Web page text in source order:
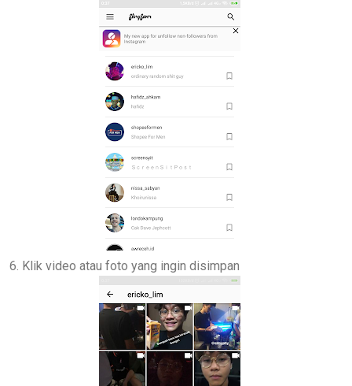
6. Klik video atau foto yang ingin disimpan